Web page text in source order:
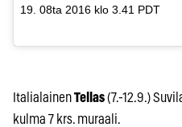
19. 08ta 2016 klo 3.41 PDT
ItalialainenTellas(7.-12.9.)
kulma 7 krs. muraali.